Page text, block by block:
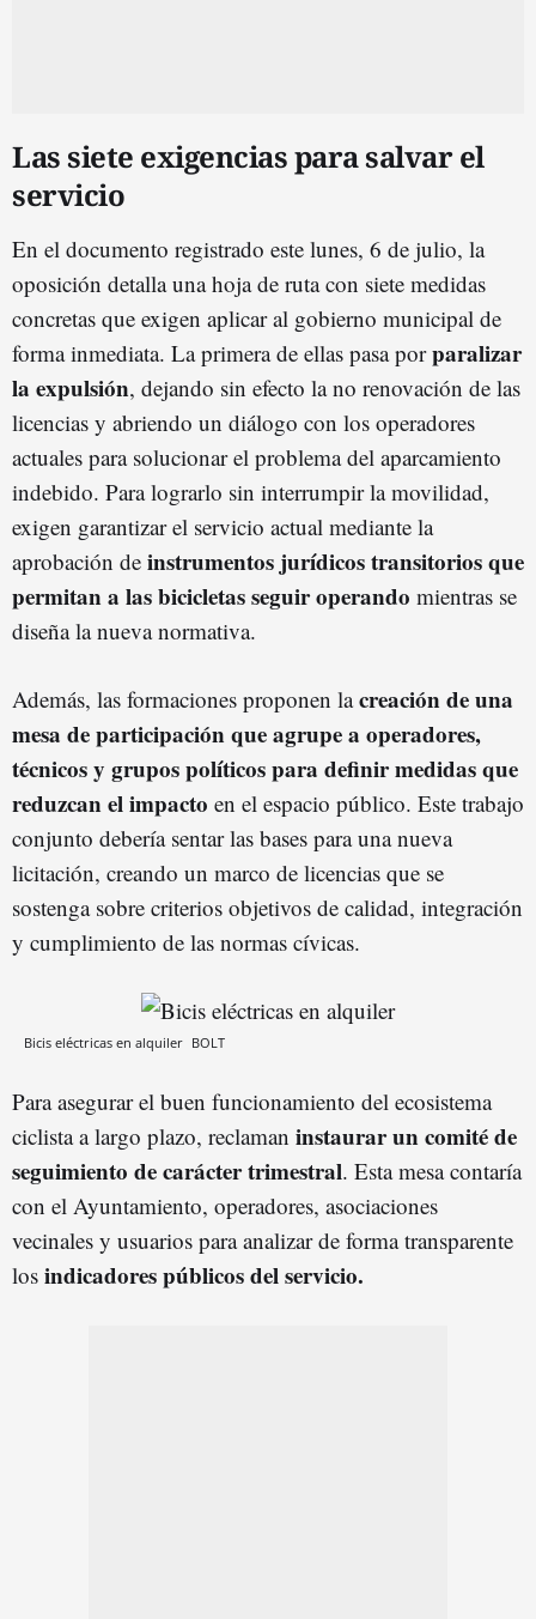
Las siete exigencias para salvar el
servicio
En el documento registrado este lunes, 6 de julio, la
oposición detalla una hoja de ruta con siete medidas
concretas que exigen aplicar al gobierno municipal de
forma inmediata. La primera de ellas pasa porparalizar
la expulsión, dejando sin efecto la no renovación de las
licencias y abriendo un diálogo con los operadores
actuales para solucionar el problema del aparcamiento
indebido. Para lograrlo sin interrumpir la movilidad,
exigen garantizar el servicio actual mediante la
aprobación de instrumentos jurídicos transitorios que
permitan a las bicicletas seguir operando mientras se
diseña la nueva normativa.
Además, las formaciones proponen lacreación de una
mesa de participación que agrupe a operadores,
técnicos y grupos políticos para definir medidas que
reduzcan el impacto en el espacio público. Este trabajo
conjunto debería sentar las bases para una nueva
licitación, creando un marco de licencias que se
sostenga sobre criterios objetivos de calidad, integración
y cumplimiento de las normas cívicas.
Bicis eléctricas en alquiler BOLT
Para asegurar el buen funcionamiento del ecosistema
ciclista a largo plazo, reclaman instaurar un comité de
seguimiento de carácter trimestral. Esta mesa contaría
con el Ayuntamiento, operadores, asociaciones
vecinales y usuarios para analizar de forma transparente
los indicadores públicos del servicio.